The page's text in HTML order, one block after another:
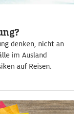
denken, nicht an
im Ausland
auf Reisen.